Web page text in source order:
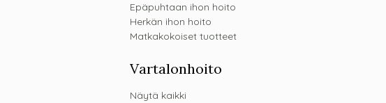
Epäpuhtaan ihon hoito
Herkän ihon hoito
Matkakokoiset tuotteet
Vartalonhoito
Näytä kaikki